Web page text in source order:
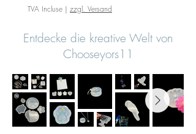
TVA Incluse | zzgl. Versand
Entdecke die kreative Welt von
Chooseyors11